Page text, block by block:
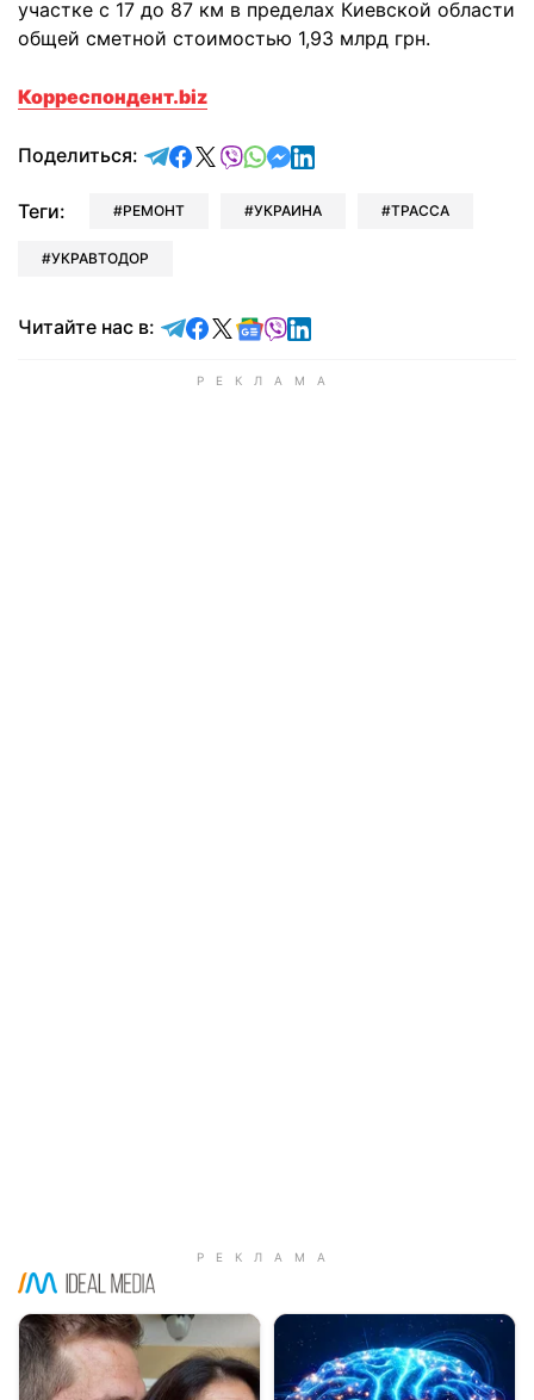
участке с 17 до 87 км в пределах Киевской области
общей сметной стоимостью 1,93 млрд грн.
Корреспондент.biz
Поделиться: отправить в Telegram
поделиться в Facebook
поделиться в X
отправить в Viber
отправить в Whatsapp
отправить в Messenger
отправить в LinkedIn
Теги: РЕМОНТ УКРАИНА ТРАССА
УКРАВТОДОР
Читайте нас в: Читайте в Telegram
Читайте в Facebook
Читайте в X
Читайте в Google news
Читайте в Viber
Читайте в LinkedIn